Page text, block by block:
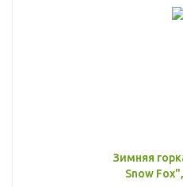
Зимняя
Snow